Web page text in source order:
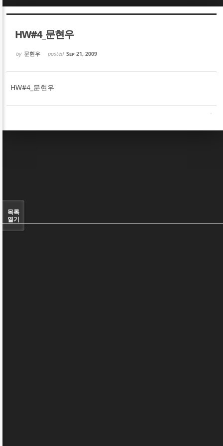
HW#4_문현우
by 문현우 posted Sep 21, 2009
HW#4_문현우
목록
열기
Sketchbook5, 스케치북5
Sketchbook5, 스케치북5
Sketchbook5, 스케치북5
Sketchbook5, 스케치북5